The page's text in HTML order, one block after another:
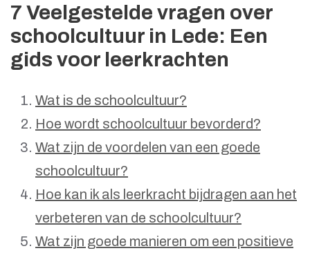
7 Veelgestelde vragen over
schoolcultuur in Lede: Een
gids voor leerkrachten
Wat is de schoolcultuur?
Hoe wordt schoolcultuur bevorderd?
Wat zijn de voordelen van een goede
schoolcultuur?
Hoe kan ik als leerkracht bijdragen aan het
verbeteren van de schoolcultuur?
Wat zijn goede manieren om een positieve